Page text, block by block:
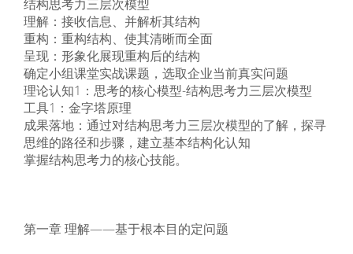
结构思考力三层次模型
理解：接收信息、并解析其结构
重构：重构结构、使其清晰而全面
呈现：形象化展现重构后的结构
确定小组课堂实战课题，选取企业当前真实问题
理论认知1：思考的核心模型-结构思考力三层次模型
工具1：金字塔原理
成果落地：通过对结构思考力三层次模型的了解，探寻
思维的路径和步骤，建立基本结构化认知
掌握结构思考力的核心技能。
第一章 理解——基于根本目的定问题